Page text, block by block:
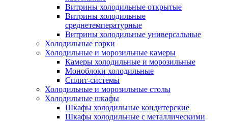
Витрины холодильные открытые
Витрины холодильные
среднетемпературные
Витрины холодильные универсальные
Холодильные горки
Холодильные и морозильные камеры
Камеры холодильные и морозильные
Моноблоки холодильные
Сплит-системы
Холодильные и морозильные столы
Холодильные шкафы
Шкафы холодильные кондитерские
Шкафы холодильные с металлическими